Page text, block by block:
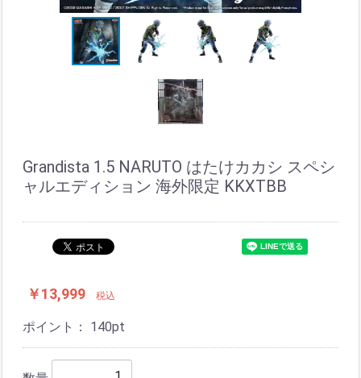
Grandista 1.5 NARUTO はたけカカシ スペシ
ャルエディション 海外限定 KKXTBB
￥13,999 税込
ポイント： 140pt